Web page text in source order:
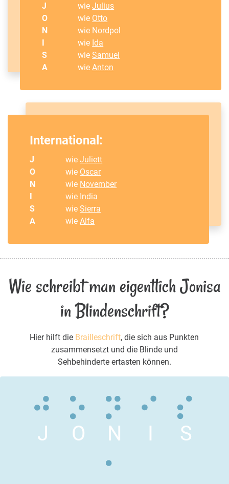
J wieJulius
O
wie Otto
N
wie Nordpol
I
wie Ida
S
wieSamuel
A
wieAnton
International:
J wieJuliett
O
wie Oscar
N
wie November
I
wie India
S
wieSierra
A
wieAlfa
Wie schreibt man eigentlich Jonisa
in Blindenschrift?
Hier hilft die Brailleschrift, die sich aus Punkten
zusammensetzt und die Blinde und
Sehbehinderte ertasten können.
J O N I S